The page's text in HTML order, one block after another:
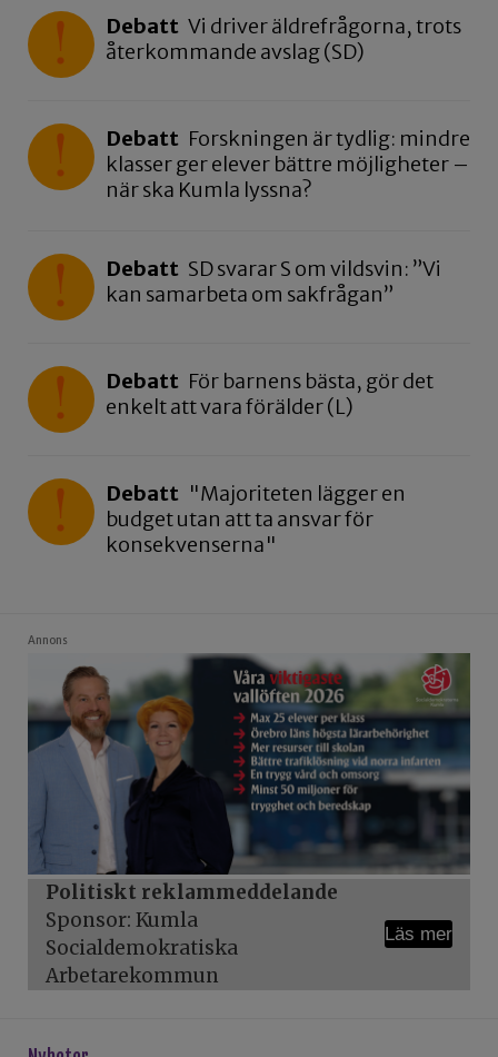
Debatt Vi driver äldrefrågorna, trots
återkommande avslag (SD)
Debatt Forskningen är tydlig: mindre
klasser ger elever bättre möjligheter –
när ska Kumla lyssna?
Debatt SD svarar S om vildsvin: ”Vi
kan samarbeta om sakfrågan”
Debatt För barnens bästa, gör det
enkelt att vara förälder (L)
Debatt "Majoriteten lägger en
budget utan att ta ansvar för
konsekvenserna"
Annons
Politiskt reklammeddelande
Sponsor: Kumla
Socialdemokratiska
Arbetarekommun
Läs mer